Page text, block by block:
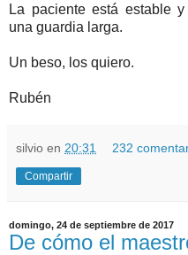
La paciente está estable
una guardia larga.
Un beso, los quiero.
Rubén
silvio en 20:31 232
Compartir
domingo, 24 de septiembre de 2017
De cómo el